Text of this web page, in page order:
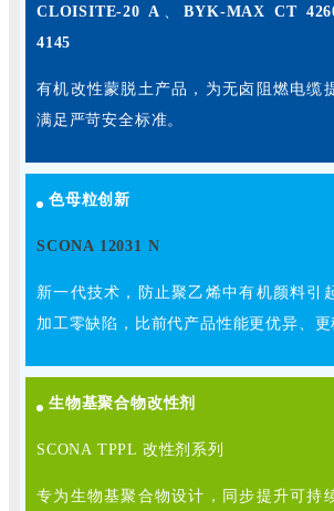
CLOISITE-20 A 、BYK-MAX CT
4145
有机改性蒙脱土产品，为无卤阻燃电缆
满足严苛安全标准。
色母粒创新
SCONA 12031 N
新一代技术，防止聚乙烯中有机颜料引
加工零缺陷，比前代产品性能更优异、更
生物基聚合物改性剂
SCONA TPPL 改性剂系列
专为生物基聚合物设计，同步提升可持